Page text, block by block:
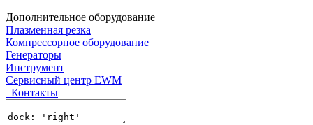
Дополнительное оборудование
Плазменная резка
Компрессорное оборудование
Генераторы
Инструмент
Сервисный центр EWM
Контакты